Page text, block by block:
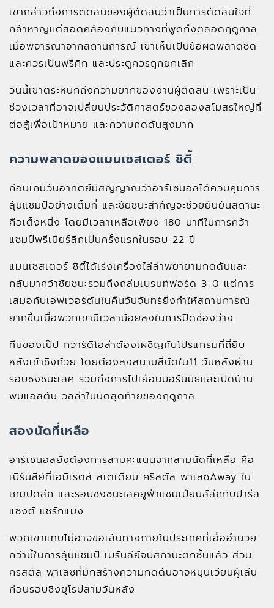
เขากล่าวถึงการตัดสินของผู้ตัดสินว่าเป็นการตัดสินใจที่
กล้าหาญแต่สอดคล้องกับแนวทางที่พูดถึงตลอดฤดูกาล
เมื่อพิจารณาจากสถานการณ์ เขาเห็นเป็นข้อผิดพลาดชัด
และควรเป็นฟรีคิก และประตูควรถูกยกเลิก
วันนี้เขาตระหนักถึงความยากของงานผู้ตัดสิน เพราะเป็น
ช่วงเวลาที่อาจเปลี่ยนประวัติศาสตร์ของสองสโมสรใหญ่ที่
ต่อสู้เพื่อเป้าหมาย และความกดดันสูงมาก
ความพลาดของแมนเชสเตอร์ ซิตี้
ก่อนเกมวันอาทิตย์มีสัญญาณว่าอาร์เซนอลได้ควบคุมการ
ลุ้นแชมป์อย่างเต็มที่ และชัยชนะสำคัญจะช่วยยืนยันสถานะ
คือเต็งหนึ่ง โดยมีเวลาเหลือเพียง 180 นาทีในการคว้า
แชมป์พรีเมียร์ลีกเป็นครั้งแรกในรอบ 22 ปี
แมนเชสเตอร์ ซิตี้ได้เร่งเครื่องไล่ล่าพยายามกดดันและ
กลับมาคว้าชัยชนะรวมถึงถล่มเบรนท์ฟอร์ด 3-0 แต่การ
เสมอกับเอฟเวอร์ตันในคืนวันจันทร์ยิ่งทำให้สถานการณ์
ยากขึ้นเมื่อพวกเขามีเวลาน้อยลงในการปิดช่องว่าง
ทีมของเป๊ป กวาร์ดิโอล่าต้องเผชิญกับโปรแกรมที่ถี่ยิบ
หลังเข้าชิงถ้วย โดยต้องลงสนามสี่นัดใน11 วันหลังผ่าน
รอบชิงชนะเลิศ รวมถึงการไปเยือนบอร์นมัธและเปิดบ้าน
พบแอสตัน วิลล่าในนัดสุดท้ายของฤดูกาล
สองนัดที่เหลือ
อาร์เซนอลยังต้องการสามคะแนนจากสามนัดที่เหลือ คือ
เบิร์นลีย์ที่เอมิเรตส์ สเตเดียม คริสตัล พาเลซAway ใน
เกมปิดลีก และรอบชิงชนะเลิศยูฟ่าแชมเปียนส์ลีกกับปารีส
แซงต์ แชร์กแมง
พวกเขาแทบไม่อาจขอเส้นทางภายในประเทศที่เอื้ออำนวย
กว่านี้ในการลุ้นแชมป์ เบิร์นลีย์จบสถานะตกชั้นแล้ว ส่วน
คริสตัล พาเลซที่มักสร้างความกดดันอาจหมุนเวียนผู้เล่น
ก่อนรอบชิงยุโรปสามวันหลัง